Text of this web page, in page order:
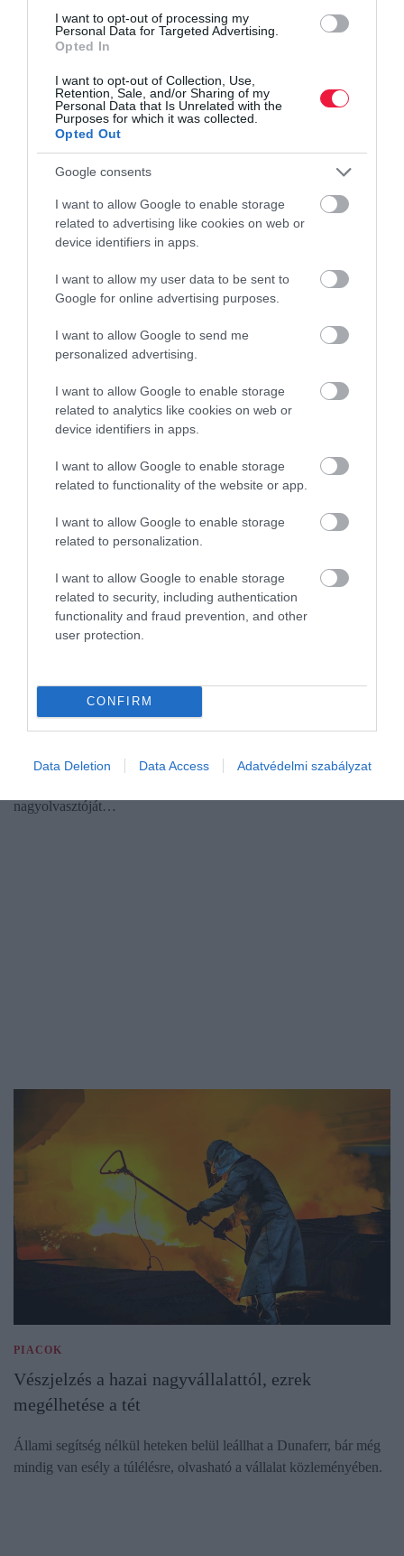
I want to opt-out of processing my
Personal Data for Targeted Advertising.
Opted In
I want to opt-out of Collection, Use,
Retention, Sale, and/or Sharing of my
Personal Data that Is Unrelated with the
Purposes for which it was collected.
Opted Out
Google consents
I want to allow Google to enable storage
related to advertising like cookies on web or
device identifiers in apps.
I want to allow my user data to be sent to
Google for online advertising purposes.
I want to allow Google to send me
personalized advertising.
I want to allow Google to enable storage
related to analytics like cookies on web or
device identifiers in apps.
I want to allow Google to enable storage
related to functionality of the website or app.
I want to allow Google to enable storage
related to personalization.
I want to allow Google to enable storage
related to security, including authentication
functionality and fraud prevention, and other
user protection.
CONFIRM
Data Deletion Data Access Adatvédelmi szabályzat
Felszámolják, de így megmenekülhet a Dunaferr
Ideiglenes vagyonkezelőt jelöltek ki az ezer sebből vérző
dunaújvárosi vállalathoz, amely egy új piaci befektető
bevonásával még megmenekülhet.
nagyvállalatot
helyzete, a kormány megvizsgálja, hogyan lehetne megmenteni a
nagyolvasztóját…
PIACOK
Vészjelzés a hazai nagyvállalattól, ezrek
megélhetése a tét
Állami segítség nélkül heteken belül leállhat a Dunaferr, bár még
mindig van esély a túlélésre, olvasható a vállalat közleményében.